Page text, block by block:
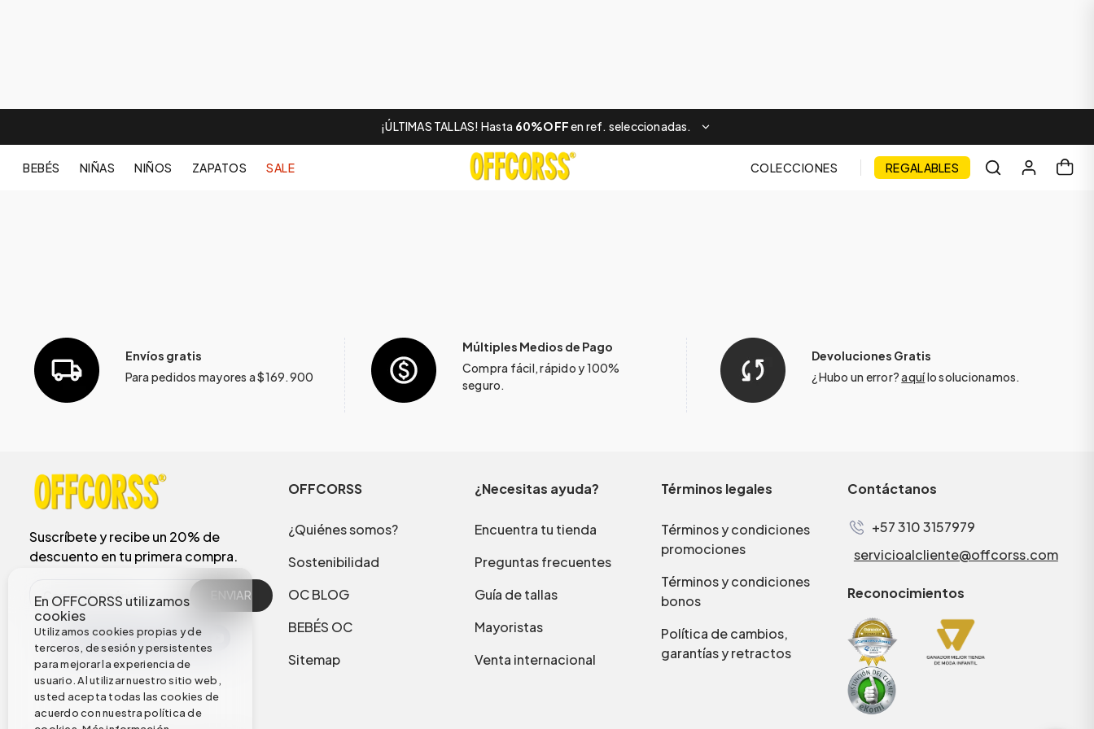
¡ÚLTIMAS TALLAS! Hasta 60%OFFen ref. seleccionadas.
BEBÉS NIÑAS NIÑOS ZAPATOS SALE COLECCIONES REGALABLES
En OFFCORSS utilizamos
cookies
Utilizamos cookies propias y de
terceros, de sesión y persistentes
para mejorar la experiencia de
usuario. Al utilizar nuestro sitio web,
usted acepta todas las cookies de
acuerdo con nuestra política de
Envíos gratis
Para pedidos mayores a $169.900
Múltiples Medios de Pago
Compra fácil, rápido y 100%
seguro.
Devoluciones Gratis
¿Hubo un error?aquílo solucionamos.
Suscríbete y recibe un 20% de
descuento en tu primera compra.
ENVIAR
OFFCORSS
¿Quiénes somos?
Sostenibilidad
OC BLOG
BEBÉS OC
Sitemap
¿Necesitas ayuda?
Encuentra tu tienda
Preguntas frecuentes
Guía de tallas
Mayoristas
Venta internacional
Términos legales
Términos y condiciones
promociones
Términos y condiciones
bonos
Política de cambios,
garantías y retractos
Contáctanos
+57 310 3157979
servicioalcliente@offcorss.com
Reconocimientos